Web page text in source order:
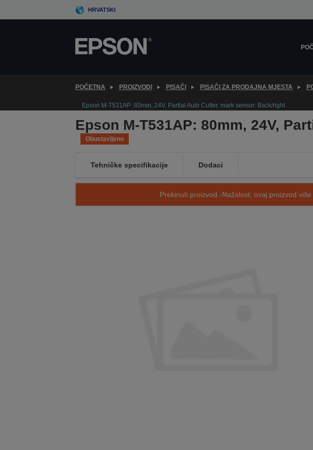
to
HRVATSKI
POČETNA PROIZVODI PISAČI PISAČI ZA PRODAJNA MJESTA
Epson M-T531AP: 80mm, 24V, Partial Auto Cutter, mark sensor: Back/right
Epson M-T531AP: 80mm, 24V,
Obustavljeno
Tehničke specifikacije Dodaci
Prekinuti proizvod -Nažalost, ovaj proizvod